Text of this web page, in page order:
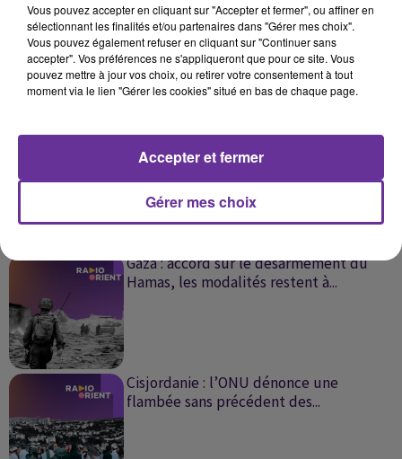
SUR LE MÊME SUJET
Gaza : accord sur le désarmement du
Hamas, les modalités restent à...
Cisjordanie : l’ONU dénonce une
flambée sans précédent des...
Vous pouvez accepter en cliquant sur "Accepter et fermer", ou affiner en
sélectionnant les finalités et/ou partenaires dans "Gérer mes choix".
Vous pouvez également refuser en cliquant sur "Continuer sans
accepter". Vos préférences ne s'appliqueront que pour ce site. Vous
pouvez mettre à jour vos choix, ou retirer votre consentement à tout
moment via le lien "Gérer les cookies" situé en bas de chaque page.
Gérer mes choix
Accepter et fermer